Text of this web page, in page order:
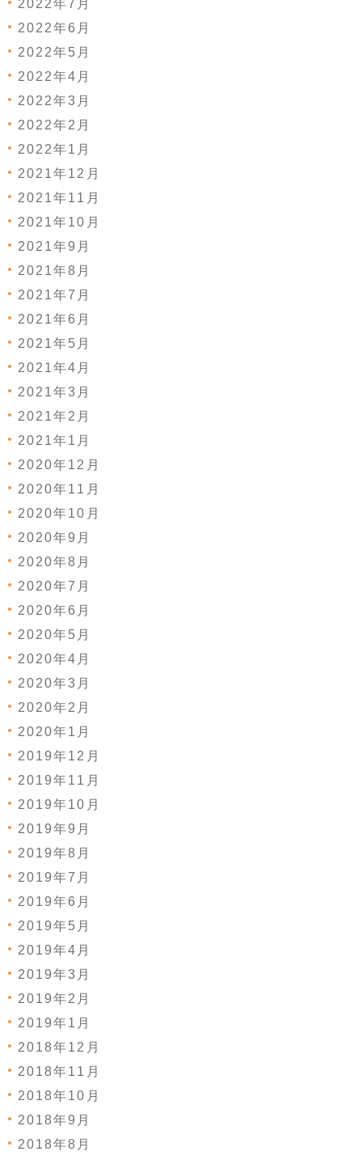
2022年7月
2022年6月
2022年5月
2022年4月
2022年3月
2022年2月
2022年1月
2021年12月
2021年11月
2021年10月
2021年9月
2021年8月
2021年7月
2021年6月
2021年5月
2021年4月
2021年3月
2021年2月
2021年1月
2020年12月
2020年11月
2020年10月
2020年9月
2020年8月
2020年7月
2020年6月
2020年5月
2020年4月
2020年3月
2020年2月
2020年1月
2019年12月
2019年11月
2019年10月
2019年9月
2019年8月
2019年7月
2019年6月
2019年5月
2019年4月
2019年3月
2019年2月
2019年1月
2018年12月
2018年11月
2018年10月
2018年9月
2018年8月